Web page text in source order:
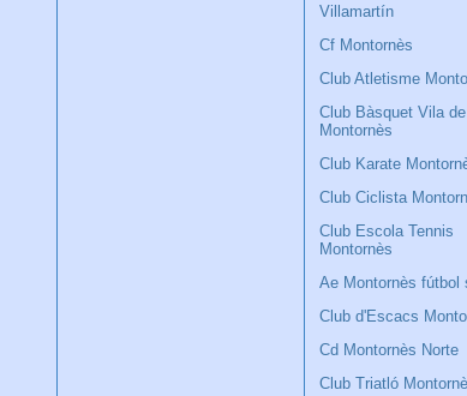
Villamartín
Cf Montornès
Club Atletisme
Club Bàsquet Vila de
Montornès
Club Karate
Club Ciclista
Club Escola Tennis
Montornès
Ae Montornès fútbol
Club d'Escacs
Cd Montornès Norte
Club Triatló